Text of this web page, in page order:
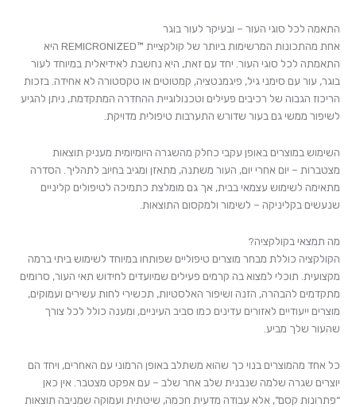
התאמה לכל סוגי העור – ובעיקר לעור בוגר
אחת מהתכונות המרשימות ביותר של קולקציית ™REMICRONIZED היא
התאמתה לכל סוגי העור. יחד עם זאת, היא נחשבת לאידיאלית במיוחד לעור
בוגר, עור עם סימני גיל, פיגמנטציה, קמטוטים או טקסטורה לא אחידה. בזכות
הריכוז הגבוה של רכיבים פעילים וטכנולוגיית ההחדרה המתקדמת, ניתן להגיע
לשיפור ממשי גם בעור שדורש התערבות טיפולית מדויקת.
השימוש במוצרים באופן עקבי כחלק מהשגרה היומיומית מעניק תוצאות
מצטברות – יום אחרי יום, העור משתנה, מתאזן ומגיב בחיוב לתהליך. הסדרה
מתאימה לשימוש עצמאי בבית, אך גם מומלצת כתמיכה לטיפולים קליניים
שנעשים בקליניקה – לשימור ולמקסום התוצאות.
מה תמצאי בקולקציה?
הקולקציה כוללת מבחר מוצרים טיפוליים שפותחו במיוחד לשימוש ביתי ברמה
מקצועית. תוכלי למצוא בה קרמים פעילים שמיועדים לחידוש תאי העור, סרומים
מתקדמים להבהרה, הזנה ושיפור האלסטיות, תכשירי לחות עשירים ועמוקים,
מוצרים ייעודיים לאזורים עדינים כמו סביב העיניים, ומענה כולל לכל צורך
שהעור שלך מביע.
כל אחד מהמוצרים בנוי כך שהוא משתלב באופן הרמוני עם האחרים, ויחד הם
יוצרים שגרה שלמה שנבנית שלב אחר שלב – עם אפקט מצטבר. אין כאן
“פתרונות קסם”, אלא עבודה מדעית חכמה, שיטתית ועמוקה שמניבה תוצאות